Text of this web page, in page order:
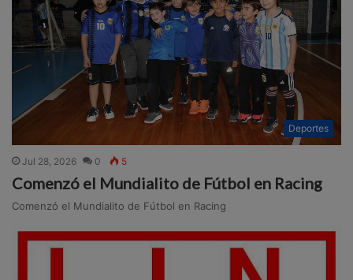
Deportes
Jul 28, 2026 0 5
Comenzó el Mundialito de Fútbol en Racing
Comenzó el Mundialito de Fútbol en Racing